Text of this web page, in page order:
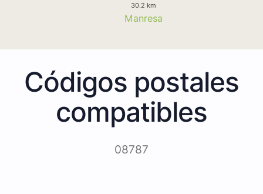
30.2 km
Manresa
Códigos postales
compatibles
08787